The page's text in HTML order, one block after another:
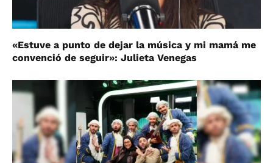
«Estuve a punto de dejar la música y mi mamá me
convenció de seguir»: Julieta Venegas